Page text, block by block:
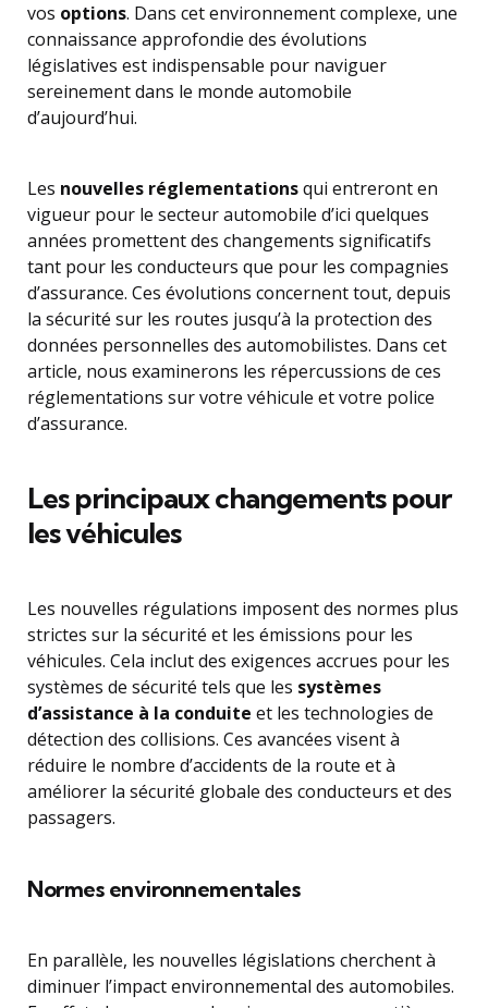
vos options. Dans cet environnement complexe, une
connaissance approfondie des évolutions
législatives est indispensable pour naviguer
sereinement dans le monde automobile
d’aujourd’hui.
Les nouvelles réglementationsqui entreront en
vigueur pour le secteur automobile d’ici quelques
années promettent des changements significatifs
tant pour les conducteurs que pour les compagnies
d’assurance. Ces évolutions concernent tout, depuis
la sécurité sur les routes jusqu’à la protection des
données personnelles des automobilistes. Dans cet
article, nous examinerons les répercussions de ces
réglementations sur votre véhicule et votre police
d’assurance.
Les principaux changements pour
les véhicules
Les nouvelles régulations imposent des normes plus
strictes sur la sécurité et les émissions pour les
véhicules. Cela inclut des exigences accrues pour les
systèmes de sécurité tels que les systèmes
d’assistance à la conduite et les technologies de
détection des collisions. Ces avancées visent à
réduire le nombre d’accidents de la route et à
améliorer la sécurité globale des conducteurs et des
passagers.
Normes environnementales
En parallèle, les nouvelles législations cherchent à
diminuer l’impact environnemental des automobiles.